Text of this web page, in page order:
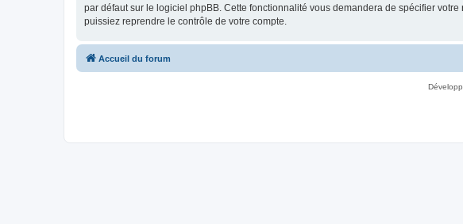
par défaut sur le logiciel phpBB. Cette fonctionnalité vous demandera de spécifier
puissiez reprendre le contrôle de votre compte.
Accueil du forum